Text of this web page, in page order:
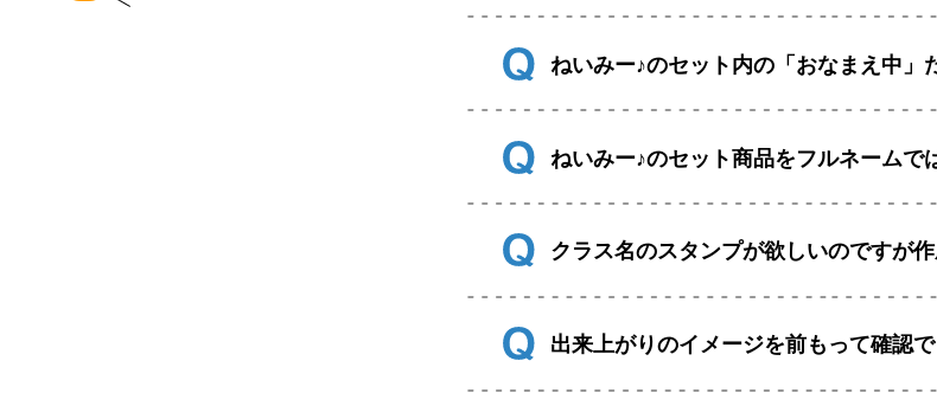
ねいみー♪のセット内の「おなまえ中」
ねいみー♪のセット商品をフルネームで
クラス名のスタンプが欲しいのですが
出来上がりのイメージを前もって確認